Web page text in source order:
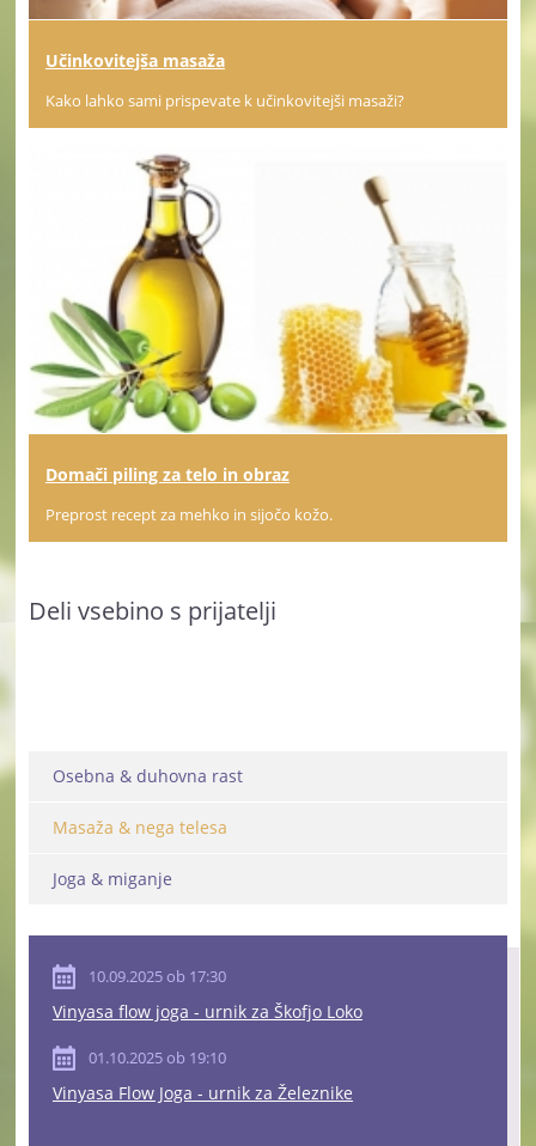
Učinkovitejša masaža
Kako lahko sami prispevate k učinkovitejši masaži?
Domači piling za telo in obraz
Preprost recept za mehko in sijočo kožo.
Deli vsebino s prijatelji
Osebna & duhovna rast
Masaža & nega telesa
Joga & miganje
10.09.2025 ob 17:30
Vinyasa flow joga - urnik za Škofjo Loko
01.10.2025 ob 19:10
Vinyasa Flow Joga - urnik za Železnike